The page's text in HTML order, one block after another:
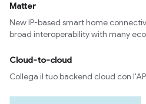
Matter
New IP-based smart home
broad interoperability with many
Cloud-to-cloud
Collega il tuo backend cloud con